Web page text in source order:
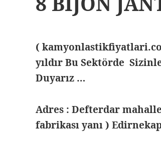
(
yıldır Bu Sektörde
Duyarız …
Adres : Defterdar
fabrikası yanı )